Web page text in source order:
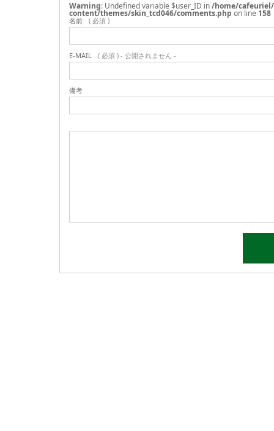
Warning : Undefined variable $user_ID in/home/
content/themes/skin_tcd046/comments.php on line 158
名前 ( 必須 )
E-MAIL ( 必須 ) - 公開されません -
備考